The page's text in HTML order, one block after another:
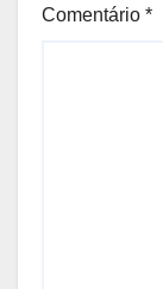
Comentário *